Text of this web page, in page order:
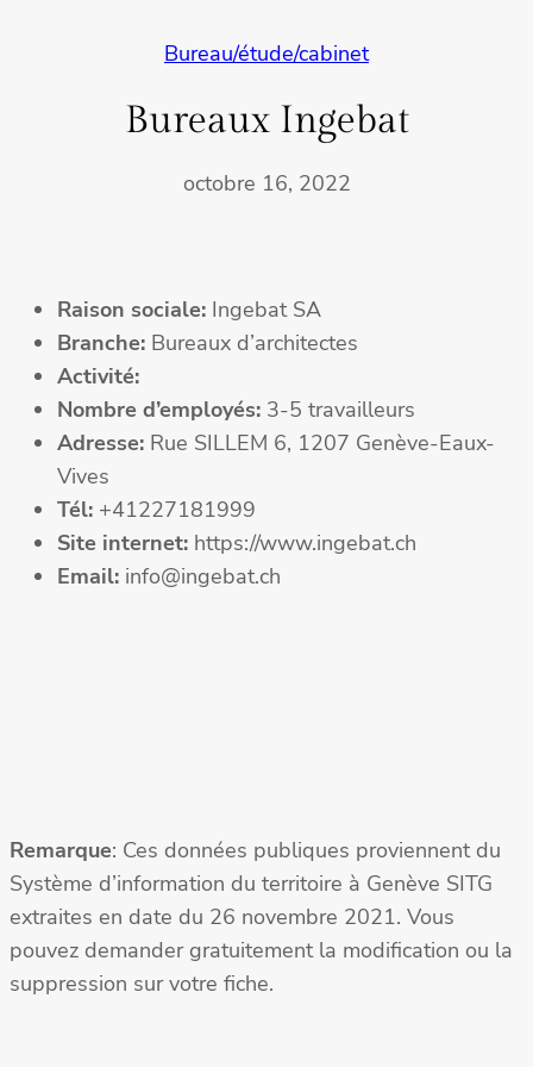
Bureau/étude/cabinet
Bureaux Ingebat
octobre 16, 2022
Raison sociale: Ingebat SA
Branche: Bureaux d’architectes
Activité:
Nombre d’employés: 3-5 travailleurs
Adresse: Rue SILLEM 6, 1207 Genève-Eaux-
Vives
Tél: +41227181999
Site internet: https://www.ingebat.ch
Email: info@ingebat.ch
Remarque: Ces données publiques proviennent du
Système d’information du territoire à Genève SITG
extraites en date du 26 novembre 2021. Vous
pouvez demander gratuitement la modification ou la
suppression sur votre fiche.